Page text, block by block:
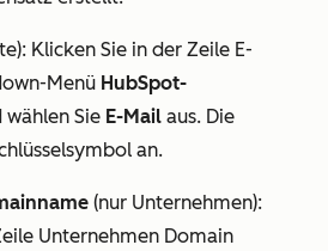
Klicken Sie in der Zeile E-
Menü HubSpot-
wählen Sie E-Mail aus. Die
an.
(nur Unternehmen):
Unternehmen Domain